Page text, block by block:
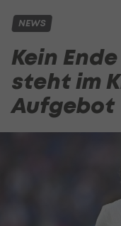
NEWS
Kein
steht im
Aufgebot